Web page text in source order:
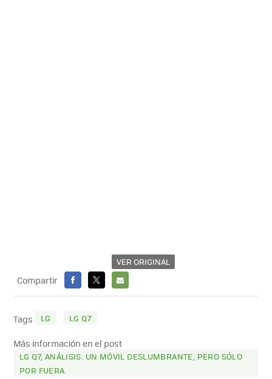
VER ORIGINAL
Compartir
FACEBOOK
X
E-
Tags LG LG Q7
Más información en el post
LG Q7, ANÁLISIS: UN MÓVIL DESLUMBRANTE, PERO SÓLO
POR FUERA